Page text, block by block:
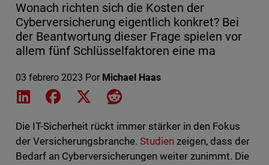
Wonach richten sich die Kosten der
Cyberversicherung eigentlich konkret? Bei
der Beantwortung dieser Frage spielen vor
allem fünf Schlüsselfaktoren eine ma
03 febrero 2023 Por Michael Haas
Share on LinkedIn
Share on Facebook
Share on XShare on Reddit
Die IT-Sicherheit rückt immer stärker in den Fokus
der Versicherungsbranche. Studien zeigen, dass der
Bedarf an Cyberversicherungen weiter zunimmt. Die